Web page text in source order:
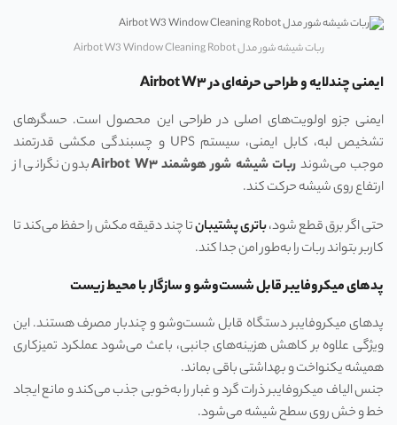
ربات شیشه‌ شور مدل Airbot W3 Window Cleaning Robot
ایمنی چندلایه و طراحی حرفه‌ای در Airbot W۳
ایمنی جزو اولویت‌های اصلی در طراحی این محصول است. حسگرهای
تشخیص لبه، کابل ایمنی، سیستم UPS و چسبندگی مکشی قدرتمند
موجب می‌شوند ربات شیشه‌ شور هوشمندAirbot W۳
بدون نگرانی از
ارتفاع روی شیشه حرکت کند.
حتی اگر برق قطع شود،باتری پشتیبانتا چند دقیقه مکش را حفظ می‌کند تا
کاربر بتواند ربات را به‌طور امن جدا کند.
پدهای میکروفایبر قابل شست‌وشو و سازگار با محیط زیست
پدهای میکروفایبر دستگاه قابل شست‌وشو و چندبار مصرف هستند. این
ویژگی علاوه بر کاهش هزینه‌های جانبی، باعث می‌شود عملکرد تمیزکاری
همیشه یکنواخت و بهداشتی باقی بماند.
جنس الیاف میکروفایبر ذرات گرد و غبار را به‌خوبی جذب می‌کند و مانع ایجاد
خط و خش روی سطح شیشه می‌شود.